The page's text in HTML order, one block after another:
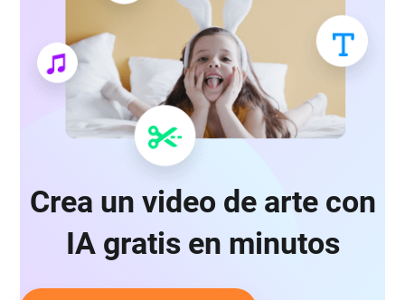
Crea un video de arte con
IA gratis en minutos